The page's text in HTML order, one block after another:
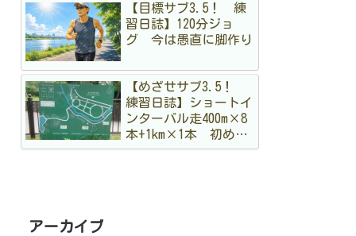
に狂喜乱舞した理由
【目標サブ3.5！ 練
習日誌】120分ジョ
グ 今は愚直に脚作り
【めざせサブ3.5！
練習日誌】ショートイ
ンターバル走400m×8
本+1km×1本 初めて
のメニュー。まだ手探
アーカイブ